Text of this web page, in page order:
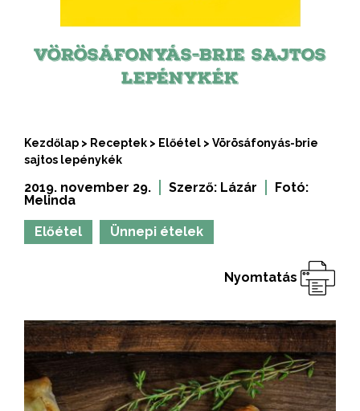
VÖRÖSÁFONYÁS-BRIE SAJTOS
LEPÉNYKÉK
Kezdőlap > Receptek > Előétel > Vörösáfonyás-brie
sajtos lepénykék
2019. november 29. Szerző: Lázár
Fotó:
Melinda
Előétel Ünnepi ételek
Nyomtatás